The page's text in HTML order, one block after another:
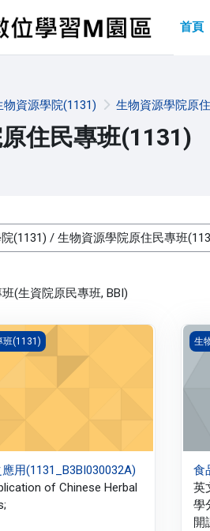
首頁
物資源學院(1131) 生物資源學院原
住民專班(1131)
(生資院原民專班, BBI)
用(1131_B3BI030032A)
班(1131)
用(1131_B3BI030032A)
of Chinese Herbal
食
生
食
英
學
開